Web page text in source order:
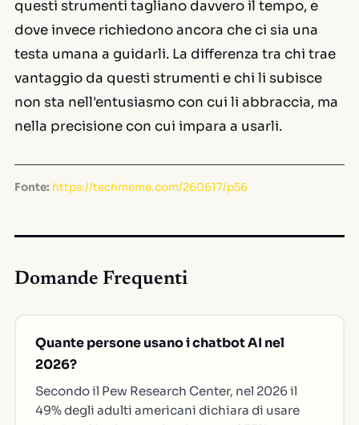
questi strumenti tagliano davvero il tempo, e
dove invece richiedono ancora che ci sia una
testa umana a guidarli. La differenza tra chi trae
vantaggio da questi strumenti e chi li subisce
non sta nell'entusiasmo con cui li abbraccia, ma
nella precisione con cui impara a usarli.
Fonte: https://techmeme.com/260617/p56
Domande Frequenti
Quante persone usano i chatbot AI nel
2026?
Secondo il Pew Research Center, nel 2026 il
49% degli adulti americani dichiara di usare